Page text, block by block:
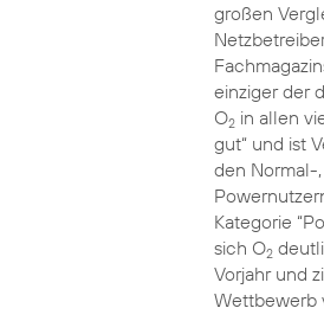
großen
einziger der
O2in allen
gut“ und ist
den Normal-
Kategorie
sich O2
Vorjahr und
Wettbewerb